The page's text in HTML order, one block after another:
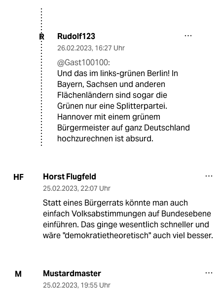
R Rudolf123
26.02.2023, 16:27 Uhr
@Gast100100:
Und das im links-grünen Berlin! In
Bayern, Sachsen und anderen
Flächenländern sind sogar die
Grünen nur eine Splitterpartei.
Hannover mit einem grünem
Bürgermeister auf ganz Deutschland
hochzurechnen ist absurd.
HF Horst Flugfeld
25.02.2023, 22:07 Uhr
Statt eines Bürgerrats könnte man auch
einfach Volksabstimmungen auf Bundesebene
einführen. Das ginge wesentlich schneller und
wäre "demokratietheoretisch" auch viel besser.
M Mustardmaster
25.02.2023, 19:55 Uhr